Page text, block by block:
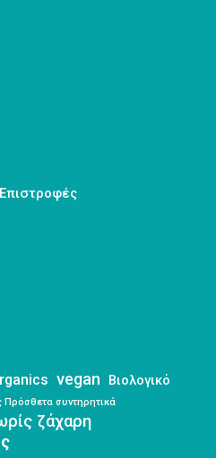
vegan Βιολογικό
Πρόσθετα συντηρητικά
ζάχαρη